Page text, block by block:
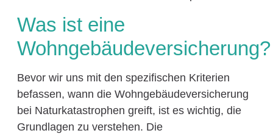
Was ist eine
Wohngebäudeversicherung?
Bevor wir uns mit den spezifischen Kriterien
befassen, wann die Wohngebäudeversicherung
bei Naturkatastrophen greift, ist es wichtig, die
Grundlagen zu verstehen. Die